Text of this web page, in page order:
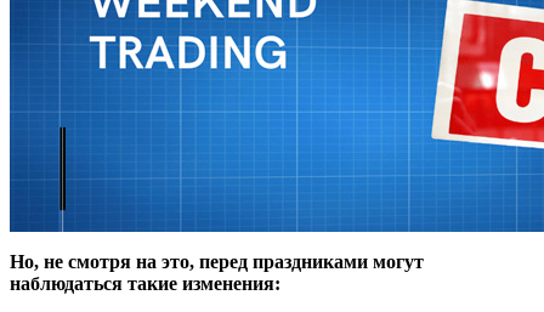
Но, не смотря на это, перед праздниками могут
наблюдаться такие изменения: